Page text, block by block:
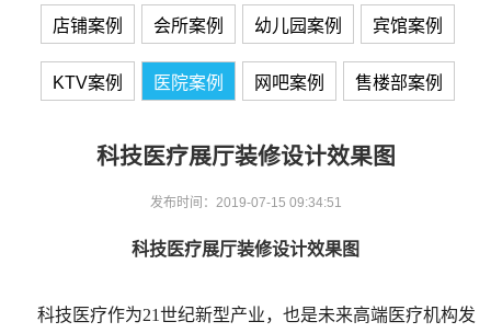
店铺案例 会所案例 幼儿园案例 宾馆案例
KTV案例 医院案例 网吧案例 售楼部案例
科技医疗展厅装修设计效果图
发布时间：2019-07-15 09:34:51
科技医疗展厅装修设计效果图
科技医疗作为21世纪新型产业，也是未来高端医疗机构发